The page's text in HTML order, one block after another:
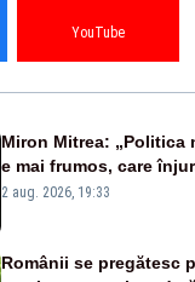
YouTube
Miron Mitrea: „Politica
e mai frumos, care
țipă mai tare, ci pe
2 aug. 2026, 19:33
Românii se pregătesc